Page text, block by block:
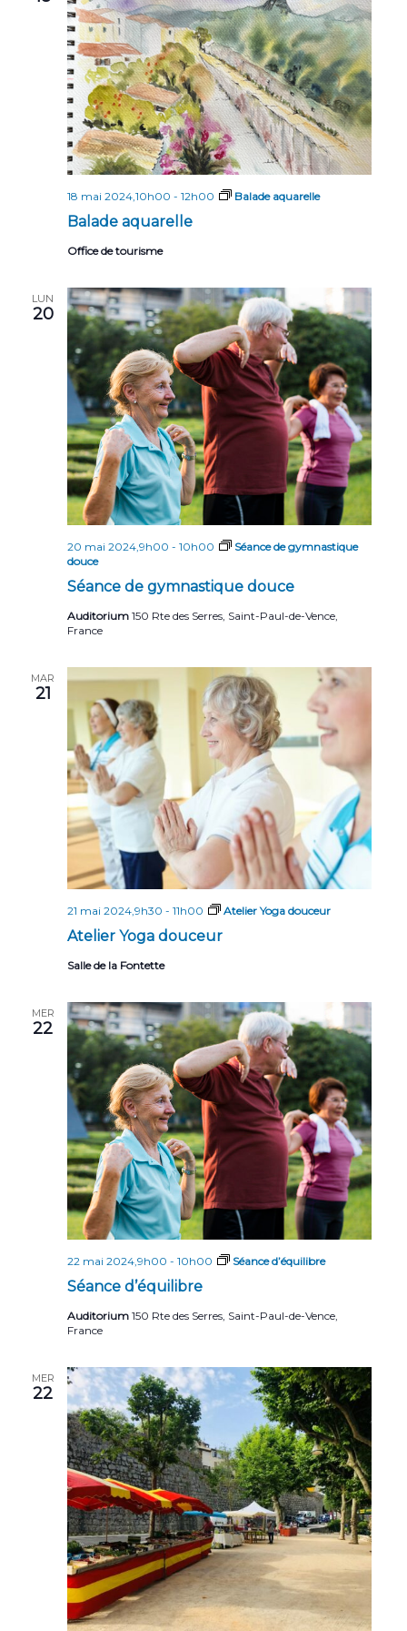
n
d
e
v
u
e
s
n
e
m
e
n
t
s
n
t
Balade aquarelle
18 mai 2024,10h00 - 12h00 Balade aquarelle
Office de tourisme
LUN
20
Séance de gymnastique douce
20 mai 2024,9h00 - 10h00
Séance de gymnastique
douce
Auditorium 150 Rte des Serres, Saint-Paul-de-Vence,
France
MAR
21
Atelier Yoga douceur
21 mai 2024,9h30 - 11h00 Atelier Yoga douceur
Salle de la Fontette
MER
22
Séance d’équilibre
22 mai 2024,9h00 - 10h00 Séance d’équilibre
Auditorium 150 Rte des Serres, Saint-Paul-de-Vence,
France
MER
22